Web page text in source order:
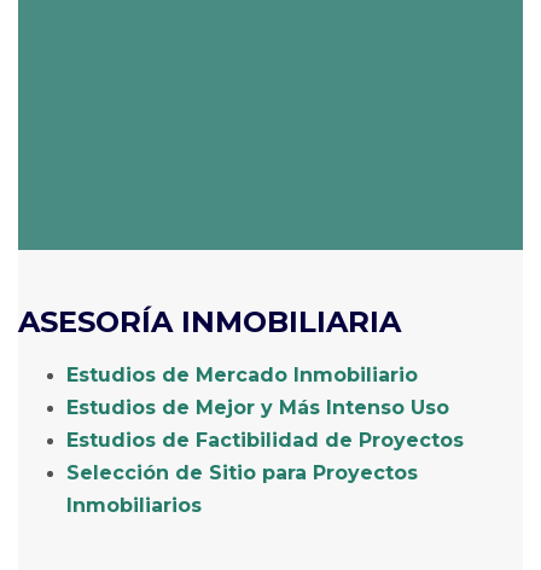
ASESORÍA INMOBILIARIA
Estudios de Mercado Inmobiliario
Estudios de Mejor y Más Intenso Uso
Estudios de Factibilidad de Proyectos
Selección de Sitio para Proyectos
Inmobiliarios